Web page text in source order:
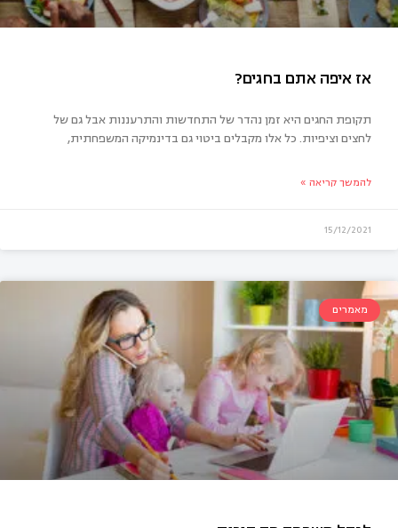
תקופת החגים היא זמן נהדר של התחדשות והתרעננות אבל גם של
לחצים וציפיות. כל אלו מקבלים ביטוי גם בדינמיקה המשפחתית,
להמשך קריאה »
15/12/2021
מאמרים